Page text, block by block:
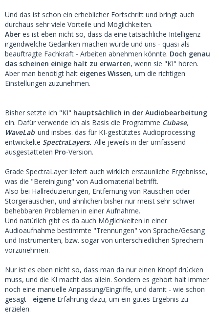
Und das ist schon ein erheblicher Fortschritt und bringt auch
durchaus sehr viele Vorteile und Möglichkeiten.
Aber es ist eben nicht so, dass da eine tatsächliche Intelligenz
irgendwelche Gedanken machen würde und uns - quasi als
beauftragte Fachkraft - Arbeiten abnehmen könnte. Doch genau
das scheinen einige halt zu erwarten, wenn sie "KI" hören.
Aber man benötigt halt eigenes Wissen, um die richtigen
Einstellungen zuzunehmen.
Bisher setzte ich "KI" hauptsächlich in der Audiobearbeitung
ein. Dafür verwende ich als Basis die Programme Cubase,
WaveLab und insbes. das für KI-gestütztes Audioprocessing
entwickelte SpectraLayers. Alle jeweils in der umfassend
ausgestatteten Pro-Version.
Grade SpectraLayer liefert auch wirklich erstaunliche Ergebnisse,
was die "Bereinigung" von Audiomaterial betrifft.
Also bei Hallreduzierungen, Entfernung von Rauschen oder
Störgeräuschen, und ähnlichen bisher nur meist sehr schwer
behebbaren Problemen in einer Aufnahme.
Und natürlich gibt es da auch Möglichkeiten in einer
Audioaufnahme bestimmte "Trennungen" von Sprache/Gesang
und Instrumenten, bzw. sogar von unterschiedlichen Sprechern
vorzunehmen.
Nur ist es eben nicht so, dass man da nur einen Knopf drücken
muss, und die KI macht das allein. Sondern es gehört halt immer
noch eine manuelle Anpassung/Eingriffe, und damit - wie schon
gesagt - eigene Erfahrung dazu, um ein gutes Ergebnis zu
erzielen.